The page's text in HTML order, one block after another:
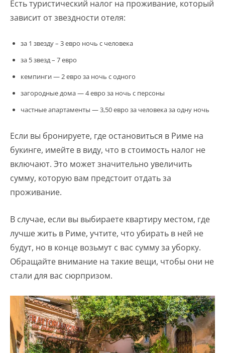
Есть туристический налог на проживание, который
зависит от звездности отеля:
за 1 звезду – 3 евро ночь с человека
за 5 звезд – 7 евро
кемпинги — 2 евро за ночь с одного
загородные дома — 4 евро за ночь с персоны
частные апартаменты — 3,50 евро за человека за одну ночь
Если вы бронируете, где остановиться в Риме на
букинге, имейте в виду, что в стоимость налог не
включают. Это может значительно увеличить
сумму, которую вам предстоит отдать за
проживание.
В случае, если вы выбираете квартиру местом, где
лучше жить в Риме, учтите, что убирать в ней не
будут, но в конце возьмут с вас сумму за уборку.
Обращайте внимание на такие вещи, чтобы они не
стали для вас сюрпризом.